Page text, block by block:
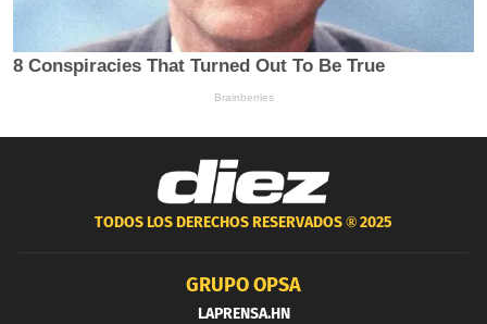
TODOS LOS DERECHOS RESERVADOS ®2025
GRUPO OPSA
LAPRENSA.HN